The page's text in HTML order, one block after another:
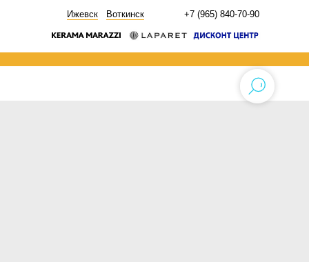
+7 (965) 840-70-90
Ижевск Воткинск